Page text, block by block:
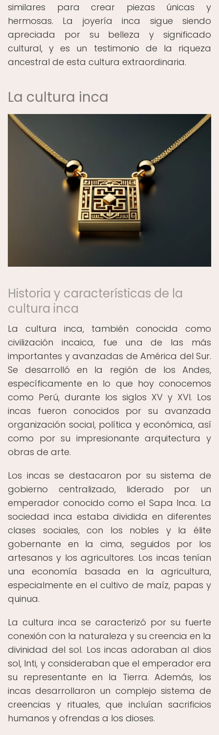
similares para crear piezas únicas y
hermosas. La joyería inca sigue siendo
apreciada por su belleza y significado
cultural, y es un testimonio de la riqueza
ancestral de esta cultura extraordinaria.
La cultura inca
Historia y características de la
cultura inca
La cultura inca, también conocida como
civilización incaica, fue una de las más
importantes y avanzadas de América del Sur.
Se desarrolló en la región de los Andes,
específicamente en lo que hoy conocemos
como Perú, durante los siglos XV y XVI. Los
incas fueron conocidos por su avanzada
organización social, política y económica, así
como por su impresionante arquitectura y
obras de arte.
Los incas se destacaron por su sistema de
gobierno centralizado, liderado por un
emperador conocido como el Sapa Inca. La
sociedad inca estaba dividida en diferentes
clases sociales, con los nobles y la élite
gobernante en la cima, seguidos por los
artesanos y los agricultores. Los incas tenían
una economía basada en la agricultura,
especialmente en el cultivo de maíz, papas y
quinua.
La cultura inca se caracterizó por su fuerte
conexión con la naturaleza y su creencia en la
divinidad del sol. Los incas adoraban al dios
sol, Inti, y consideraban que el emperador era
su representante en la Tierra. Además, los
incas desarrollaron un complejo sistema de
creencias y rituales, que incluían sacrificios
humanos y ofrendas a los dioses.